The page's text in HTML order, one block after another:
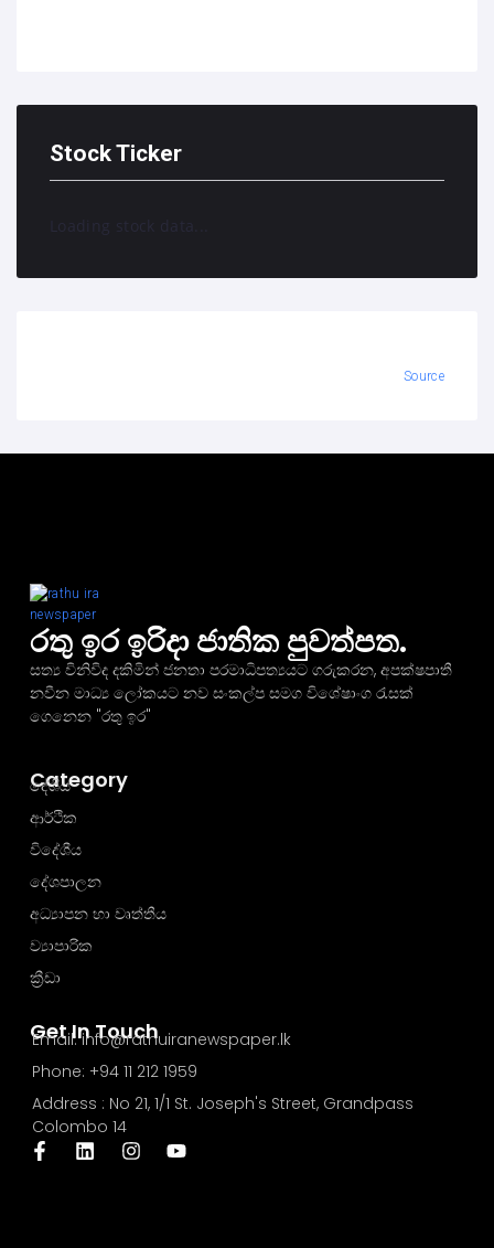
Stock Ticker
Loading stock data...
Source
රතු ඉර ඉරිදා ජාතික පුවත්පත.
සත්‍ය විනිවිද දකිමින් ජනතා පරමාධිපත්‍යයට ගරුකරන, අපක්ෂපාතී
නවීන මාධ්‍ය ලෝකයට නව සංකල්ප සමග විශේෂාංග රැසක්
ගෙනෙන "රතු ඉර"
Get In Touch
Email: info@rathuiranewspaper.lk
Phone: +94 11 212 1959
Address : No 21, 1/1 St. Joseph's Street, Grandpass
Colombo 14
Category
දේශීය
ආර්ථික
විදේශීය
දේශපාලන
අධ්‍යාපන හා වෘත්තීය
ව්‍යාපාරික
ක්‍රීඩා